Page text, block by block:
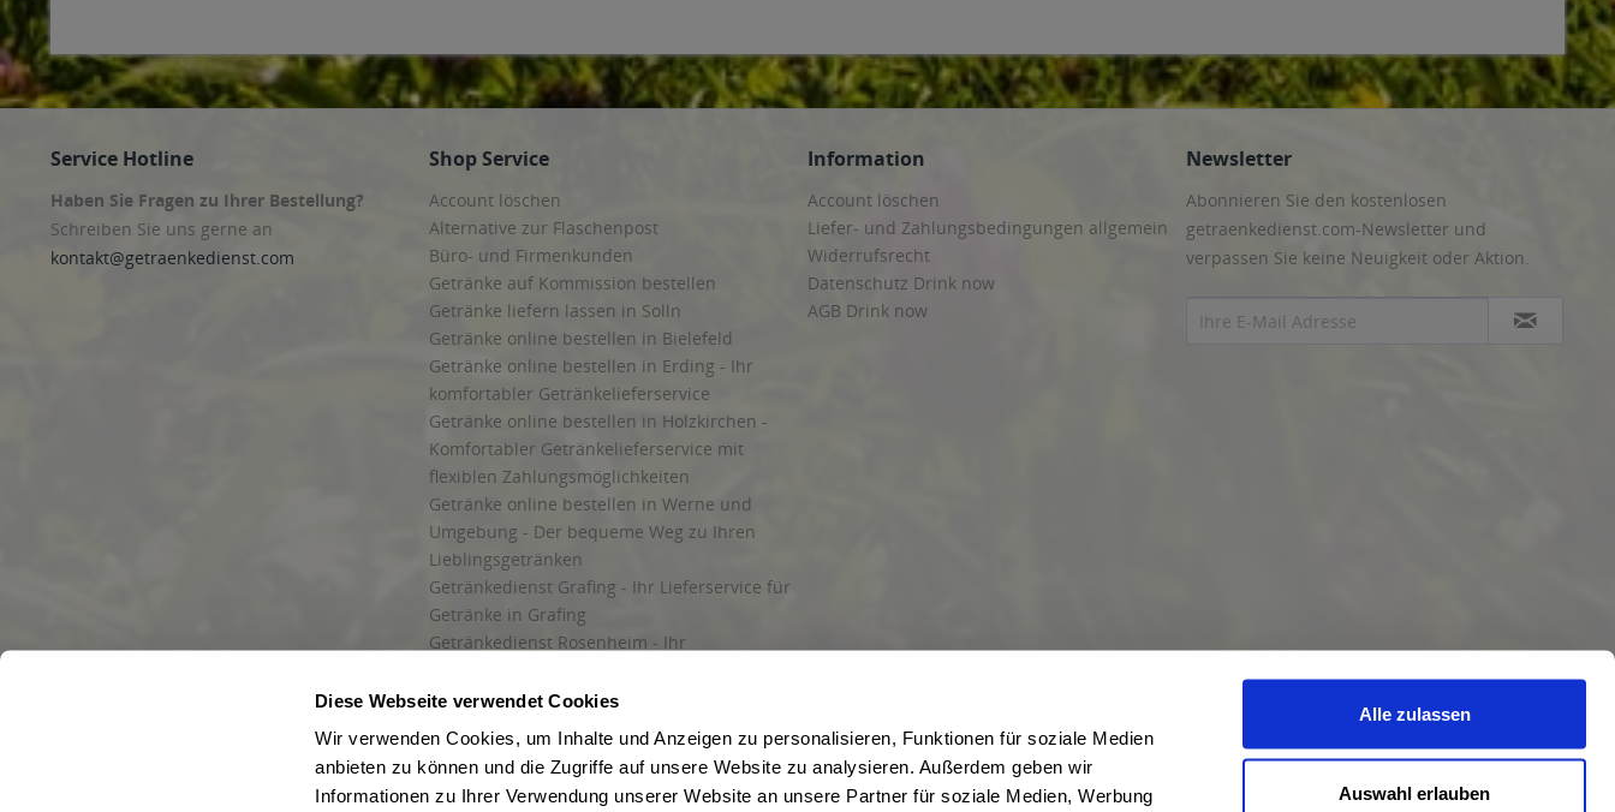
Diese Webseite verwendet Cookies
Wir verwenden Cookies, um Inhalte und Anzeigen zu personalisieren, Funktionen für soziale Medien
anbieten zu können und die Zugriffe auf unsere Website zu analysieren. Außerdem geben wir
Informationen zu Ihrer Verwendung unserer Website an unsere Partner für soziale Medien, Werbung
Alle zulassen
Auswahl erlauben
Service Hotline
Haben Sie Fragen zu Ihrer Bestellung?
Schreiben Sie uns gerne an
kontakt@getraenkedienst.com
Shop Service
Account löschen
Alternative zur Flaschenpost
Büro- und Firmenkunden
Getränke auf Kommission bestellen
Getränke liefern lassen in Solln
Getränke online bestellen in Bielefeld
Getränke online bestellen in Erding - Ihr
komfortabler Getränkelieferservice
Getränke online bestellen in Holzkirchen -
Komfortabler Getränkelieferservice mit
flexiblen Zahlungsmöglichkeiten
Getränke online bestellen in Werne und
Umgebung - Der bequeme Weg zu Ihren
Lieblingsgetränken
Getränkedienst Grafing - Ihr Lieferservice für
Getränke in Grafing
Getränkedienst Rosenheim - Ihr
und Umgebung
Liefergebiet
Lieferservice für Getränke
Information
Account löschen
Liefer- und Zahlungsbedingungen allgemein
Widerrufsrecht
Datenschutz Drink now
AGB Drink now
Newsletter
Abonnieren Sie den kostenlosen
getraenkedienst.com-Newsletter und
verpassen Sie keine Neuigkeit oder Aktion.